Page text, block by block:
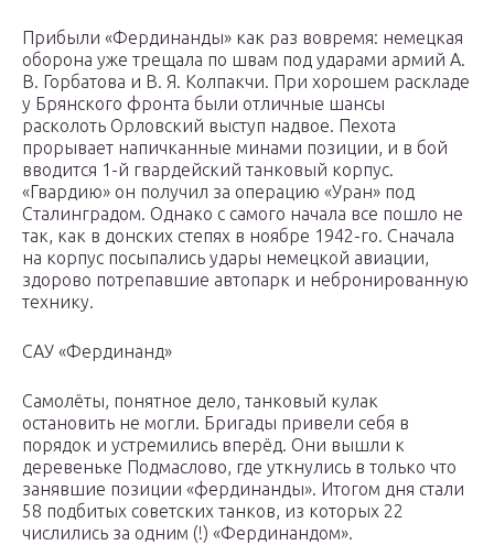
Прибыли «Фердинанды» как раз вовремя: немецкая
оборона уже трещала по швам под ударами армий А.
В. Горбатова и В. Я. Колпакчи. При хорошем раскладе
у Брянского фронта были отличные шансы
расколоть Орловский выступ надвое. Пехота
прорывает напичканные минами позиции, и в бой
вводится 1-й гвардейский танковый корпус.
«Гвардию» он получил за операцию «Уран» под
Сталинградом. Однако с самого начала все пошло не
так, как в донских степях в ноябре 1942-го. Сначала
на корпус посыпались удары немецкой авиации,
здорово потрепавшие автопарк и небронированную
технику.
САУ «Фердинанд»
Самолёты, понятное дело, танковый кулак
остановить не могли. Бригады привели себя в
порядок и устремились вперёд. Они вышли к
деревеньке Подмаслово, где уткнулись в только что
занявшие позиции «фердинанды». Итогом дня стали
58 подбитых советских танков, из которых 22
числились за одним (!) «Фердинандом».